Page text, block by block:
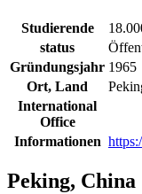
Studierende
status
Gründungsjahr 1965
Ort, Land
International
Office
Informationen
Peking, China